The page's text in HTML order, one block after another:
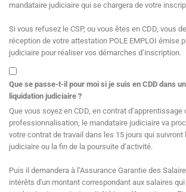
mandataire judiciaire qui se chargera de votre
Si vous refusez le CSP, ou vous êtes en CDD, vous
réception de votre attestation POLE EMPLOI émise
judiciaire pour réaliser vos démarches d’inscription.
Que se passe-t-il pour moi si je suis en CDD dans
liquidation judiciaire ?
Que vous soyez en CDD, en contrat d’apprentissage
professionnalisation, le mandataire judiciaire va
votre contrat de travail dans les 15 jours qui suivront
judiciaire ou la fin de la poursuite d’activité.
Puis il demandera à l’Assurance Garantie des
intérêts d'un montant correspondant aux salaires